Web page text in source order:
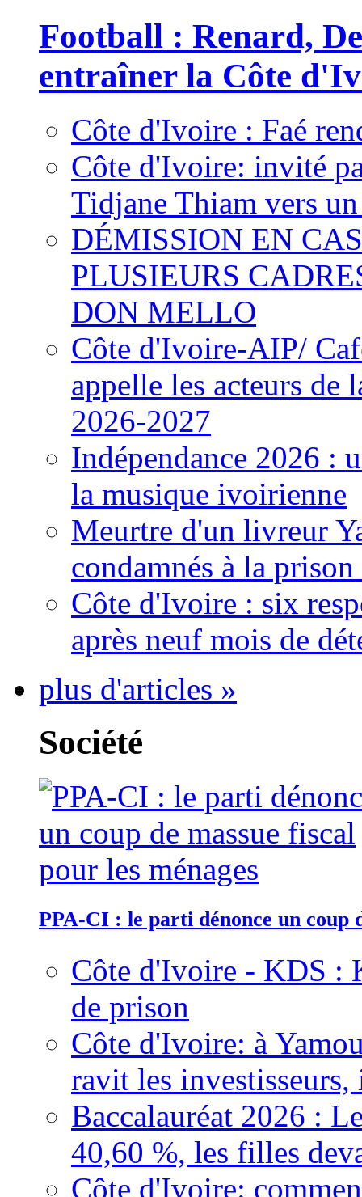
Football : Renard,
entraîner la Côte
Côte d'Ivoire : Faé
Côte d'Ivoire: invité
Tidjane Thiam vers
DÉMISSION EN
PLUSIEURS
DON MELLO
Côte d'Ivoire-AIP/
appelle les acteurs de
2026-2027
Indépendance 2026 :
la musique ivoirienne
Meurtre d'un livreur
condamnés à la
Côte d'Ivoire : six
après neuf mois de
plus d'articles »
Société
PPA-CI : le parti dénonce un coup
Côte d'Ivoire - KDS :
de prison
Côte d'Ivoire: à
ravit les
Baccalauréat 2026 :
40,60 %, les filles
Côte d'Ivoire: